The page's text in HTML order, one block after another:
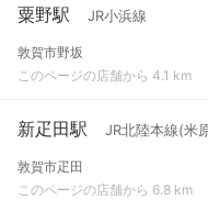
粟野駅 JR小浜線
敦賀市野坂
このページの店舗から 4.1 km
新疋田駅 JR北陸本線(米
敦賀市疋田
このページの店舗から 6.8 km